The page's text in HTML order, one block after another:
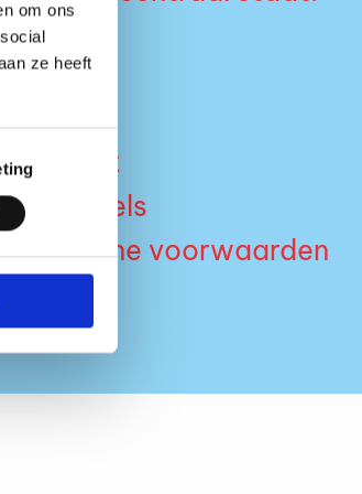
om ons
ze heeft
Contact
Huisregels
Algemene voorwaarden